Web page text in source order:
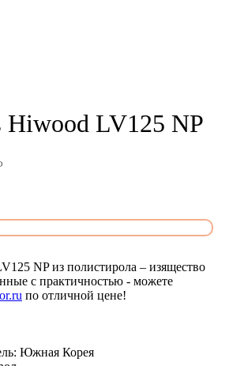
Hiwood LV125 NP
NP из полистирола – изящество
с практичностью - можете
по отличной цене!
Южная Корея